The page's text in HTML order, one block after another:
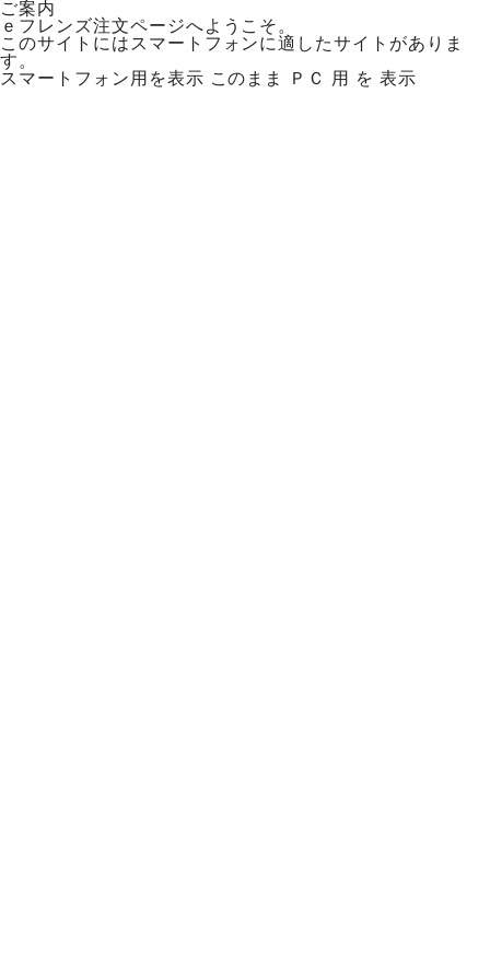
ご案内
ｅフレンズ注文ページへようこそ。
このサイトにはスマートフォンに適したサイトがありま
す。
スマートフォン用を表示 このまま ＰＣ 用 を 表示